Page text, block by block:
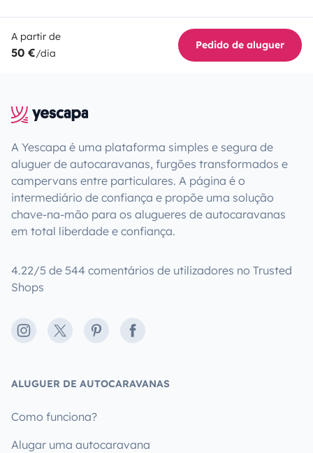
A partir de
50 €/dia
Pedido de aluguer
A Yescapa é uma plataforma simples e segura de
aluguer de autocaravanas, furgões transformados e
campervans entre particulares. A página é o
intermediário de confiança e propõe uma solução
chave-na-mão para os alugueres de autocaravanas
em total liberdade e confiança.
4.22/5 de 544 comentários de utilizadores no Trusted
Shops
Instagram
X PinterestFacebook
ALUGUER DE AUTOCARAVANAS
Como funciona?
Alugar uma autocaravana